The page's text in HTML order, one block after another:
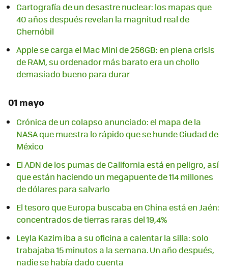
Cartografía de un desastre nuclear: los mapas que
40 años después revelan la magnitud real de
Chernóbil
Apple se carga el Mac Mini de 256GB: en plena crisis
de RAM, su ordenador más barato era un chollo
demasiado bueno para durar
01 mayo
Crónica de un colapso anunciado: el mapa de la
NASA que muestra lo rápido que se hunde Ciudad de
México
El ADN de los pumas de California está en peligro, así
que están haciendo un megapuente de 114 millones
de dólares para salvarlo
El tesoro que Europa buscaba en China está en Jaén:
concentrados de tierras raras del 19,4%
Leyla Kazim iba a su oficina a calentar la silla: solo
trabajaba 15 minutos a la semana. Un año después,
nadie se había dado cuenta